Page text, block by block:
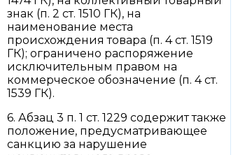
знак (п. 2 ст. 1510 ГК), на
наименование места
происхождения товара (п. 4 ст. 1519
ГК); ограничено распоряжение
исключительным правом на
коммерческое обозначение (п. 4 ст.
1539 ГК).
6. Абзац 3 п. 1 ст. 1229 содержит также
положение, предусматривающее
санкцию за нарушение